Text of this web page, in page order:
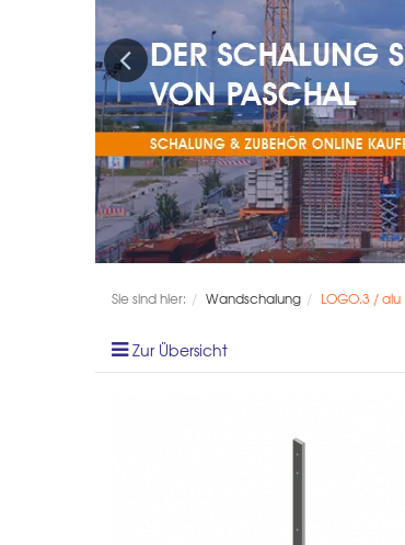
Previous
Sie sind hier: Wandschalung LOGO.3 / alu
Zur Übersicht